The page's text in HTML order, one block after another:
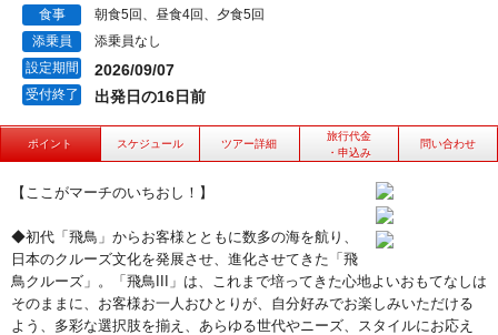
食事
朝食5回、昼食4回、夕食5回
添乗員
添乗員なし
設定期間
2026/09/07
受付終了 出発日の16日前
ポイント スケジュール ツアー詳細
旅行代金
・申込み
問い合わせ
【ここがマーチのいちおし！】
◆初代「飛鳥」からお客様とともに数多の海を航り、
日本のクルーズ文化を発展させ、進化させてきた「飛
鳥クルーズ」。「飛鳥III」は、これまで培ってきた心地よいおもてなしは
そのままに、お客様お一人おひとりが、自分好みでお楽しみいただける
よう、多彩な選択肢を揃え、あらゆる世代やニーズ、スタイルにお応え